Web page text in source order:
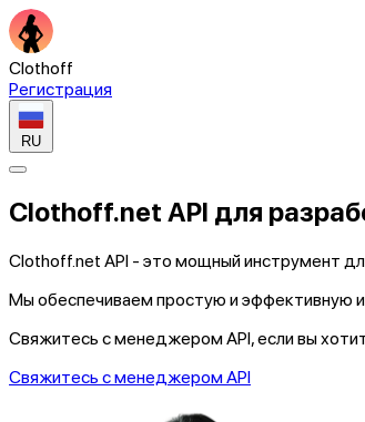
Clothoff
Регистрация
RU
Clothoff.net API для
Clothoff.net API - это мощный инструмент
Мы обеспечиваемпростую и эффективную
Свяжитесь с менеджером API, если вы
Свяжитесь с менеджером API